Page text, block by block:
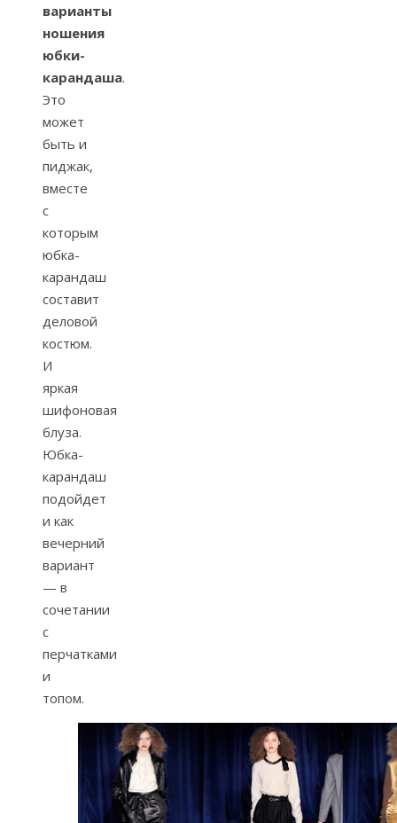
варианты
ношения
юбки-
карандаша.
Это
может
быть и
пиджак,
вместе
с
которым
юбка-
карандаш
составит
деловой
костюм.
И
яркая
шифоновая
блуза.
Юбка-
карандаш
подойдет
и как
вечерний
вариант
— в
сочетании
с
перчатками
и
топом.